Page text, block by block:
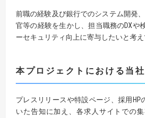
前職の経験及び銀行でのシステム開発
官等の経験を生かし、担当職務のDXや
ーセキュリティ向上に寄与したいと考え
本プロジェクトにおける当
プレスリリースや特設ページ、採用HP
いた告知に加え、各求人サイトでの集